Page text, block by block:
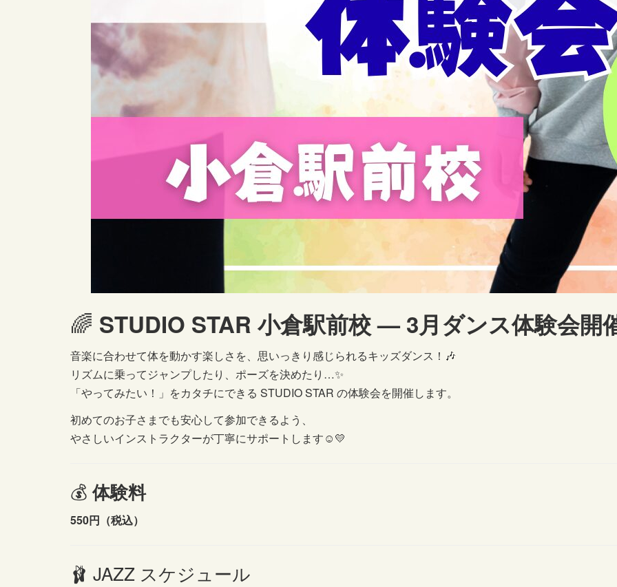
🌈 STUDIO STAR 小倉駅前校 — 3月ダンス体験会開
音楽に合わせて体を動かす楽しさを、思いっきり感じられるキッズダンス！🎶
リズムに乗ってジャンプしたり、ポーズを決めたり…✨
「やってみたい！」をカタチにできる STUDIO STAR の体験会を開催します。
初めてのお子さまでも安心して参加できるよう、
やさしいインストラクターが丁寧にサポートします☺️💛
💰 体験料
550円（税込）
🩰 JAZZ スケジュール